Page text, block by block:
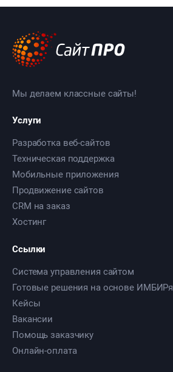
Мы делаем классные сайты!
Услуги
Разработка веб-сайтов
Техническая поддержка
Мобильные приложения
Продвижение сайтов
CRM на заказ
Хостинг
Ссылки
Система управления сайтом
Готовые решения на основе ИМБИРя
Кейсы
Вакансии
Помощь заказчику
Онлайн-оплата